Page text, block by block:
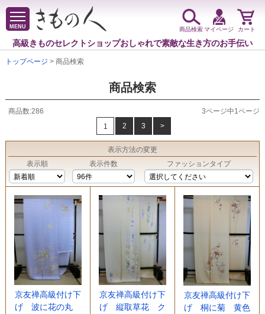
MENU
高級きものセレクトショップおしゃれで素敵な生き方のお手伝い
商品検索マイページ カート
トップページ > 商品検索
商品検索
商品数:286
3ページ中1ページ
1
2 3 >
表示方法の変更
表示順
表示件数 ファッションタイプ
京友禅高級付け下
げ 波に花の丸
京友禅高級付け下
げ 縦取草花 ク
京友禅高級付け下
げ 桐に菊 黄色